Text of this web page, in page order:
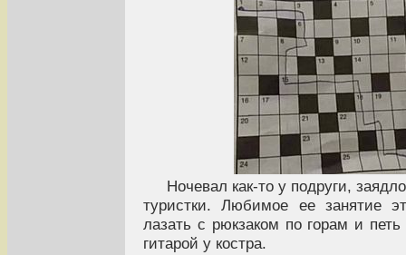
Ночевал как-то у подруги,
туристки. Любимое ее занятие
лазать с рюкзаком по горам и петь
гитарой у костра.